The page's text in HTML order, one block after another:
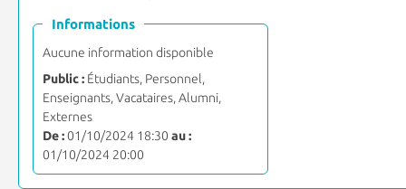
Informations
Aucune information disponible
Public :Étudiants, Personnel,
Enseignants, Vacataires, Alumni,
Externes
De :01/10/2024 18:30 au :
01/10/2024 20:00